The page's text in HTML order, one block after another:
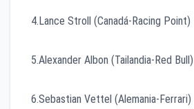
4.Lance Stroll (Canadá-Racing Point)
5.Alexander Albon (Tailandia-Red Bull)
6.Sebastian Vettel (Alemania-Ferrari)